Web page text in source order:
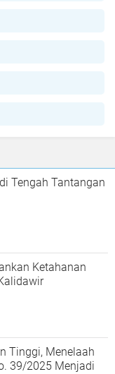
Tengah Tantangan
Ketahanan
Tinggi, Menelaah
39/2025 Menjadi